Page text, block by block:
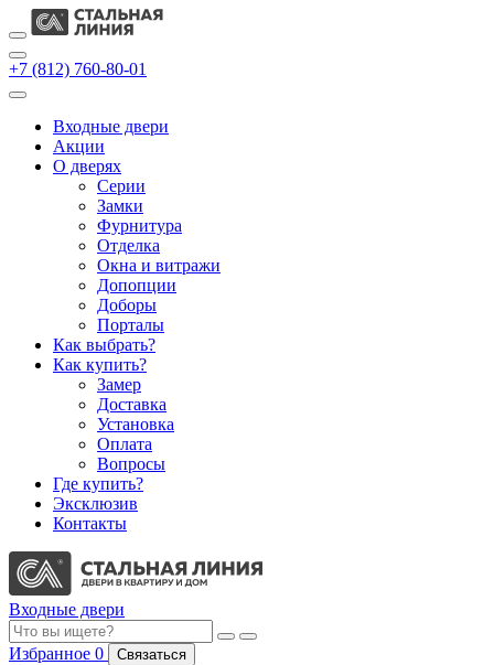
+7 (812) 760-80-01
Входные двери
Акции
О дверях
Cерии
Замки
Фурнитура
Отделка
Окна и витражи
Допопции
Доборы
Порталы
Как выбрать?
Как купить?
Замер
Доставка
Установка
Оплата
Вопросы
Где купить?
Эксклюзив
Контакты
Входные двери
Избранное 0 Связаться